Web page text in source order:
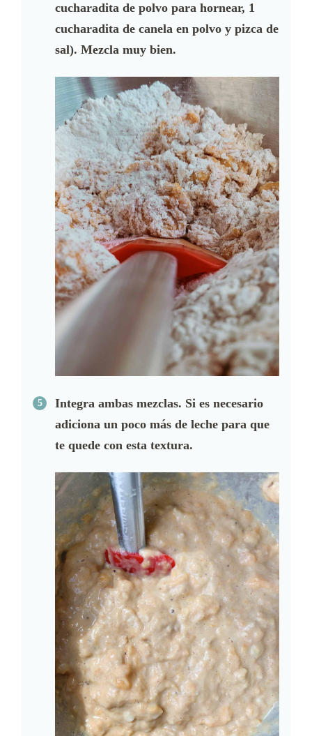
cucharadita de polvo para hornear, 1
cucharadita de canela en polvo y pizca de
sal). Mezcla muy bien.
Integra ambas mezclas. Si es necesario
adiciona un poco más de leche para que
te quede con esta textura.